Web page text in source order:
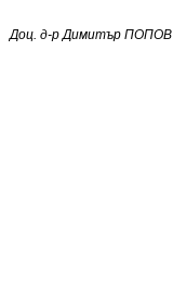
Доц. д-р Димитър ПОПОВ